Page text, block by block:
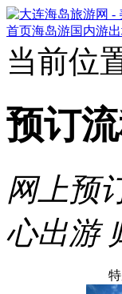
首页海岛游国内游
当前位
预订
网上预
心出游